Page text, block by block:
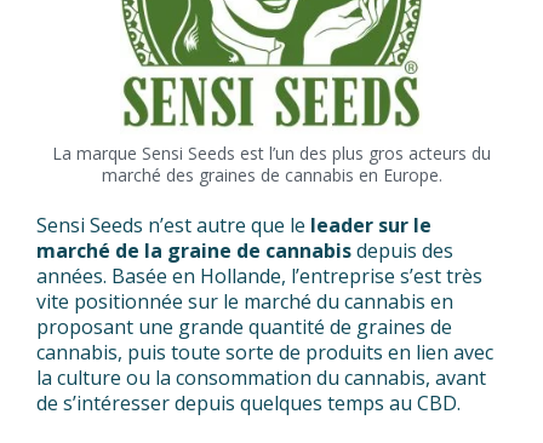
La marque Sensi Seeds est l’un des plus gros acteurs du
marché des graines de cannabis en Europe.
Sensi Seeds n’est autre que le leader sur le
marché de la graine de cannabisdepuis des
années. Basée en Hollande, l’entreprise s’est très
vite positionnée sur le marché du cannabis en
proposant une grande quantité de graines de
cannabis, puis toute sorte de produits en lien avec
la culture ou la consommation du cannabis, avant
de s’intéresser depuis quelques temps au CBD.